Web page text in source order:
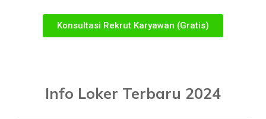
Konsultasi Rekrut Karyawan (Gratis)
Info Loker Terbaru 2024